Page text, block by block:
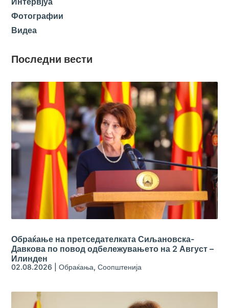
Фотографии
Видеа
Последни вести
Обраќање на претседателката Сиљановска-
Давкова по повод одбележувањето на 2 Август –
Илинден
02.08.2026 |Обраќања,Соопштенија